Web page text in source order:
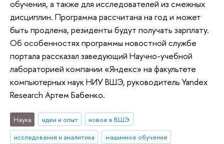
обучения, а также для исследователей из смежных
дисциплин. Программа рассчитана на год и может
быть продлена, резиденты будут получать зарплату.
Об особенностях программы новостной службе
портала рассказал заведующий Научно-учебной
лабораторией компании «Яндекс» на факультете
компьютерных наук НИУ ВШЭ, руководитель Yandex
Research Артем Бабенко.
Наука идеи и опыт
новое в ВШЭ
исследования и аналитика
машинное обучение